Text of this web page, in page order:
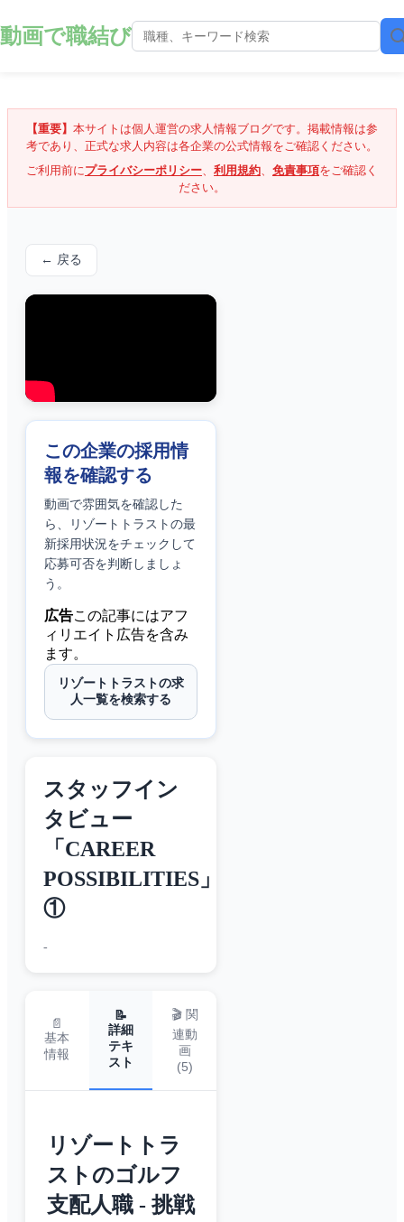
動画で職結び
【重要】 本サイトは個人運営の求人情報ブログです。掲載情報は参
考であり、正式な求人内容は各企業の公式情報をご確認ください。
ご利用前にプライバシーポリシー、 利用規約、 免責事項をご確認く
ださい。
← 戻る
この企業の採用情
報を確認する
動画で雰囲気を確認した
ら、
リゾートトラスト の最
新採用状況をチェックして
応募可否を判断しましょ
う。
広告この記事にはアフ
ィリエイト広告を含み
ます。
リゾートトラストの求
人一覧を検索する
スタッフイン
タビュー
「CAREER
POSSIBILITIES」
①
-
📄
基本
情報
📝
詳細
テキ
スト
🎬 関
連動
画
(5)
リゾートトラ
ストのゴルフ
支配人職 - 挑戦